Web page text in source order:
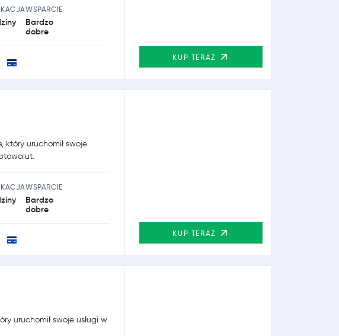
WSPARCIE
Bardzo
dobre
KUP TERAZ
uruchomił swoje
WSPARCIE
Bardzo
dobre
KUP TERAZ
uruchomił swoje usługi w